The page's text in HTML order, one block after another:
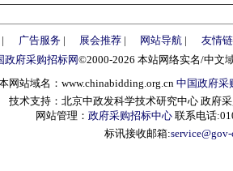
| 广告服务| 展会推荐| 网站导航 |
友情
政府采购招标网©2000-2026 本站网络实名/中文
网站域名：www.chinabidding.org.cn 中国政府采
技术支持：北京中政发科学技术研究中心 政府
网站管理： 政府采购招标中心 联系电话
标讯接收邮箱: